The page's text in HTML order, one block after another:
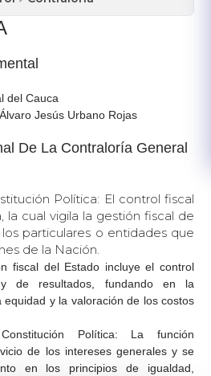
del Cauca
Jesús Urbano Rojas
De La Contraloría General
Política: El control fiscal
la cual vigila la gestión fiscal de
particulares o entidades que
de la Nación.
fiscal del Estado incluye el control
de resultados, fundando en la
y la valoración de los costos
Política: La función
de los intereses generales y se
en los principios de igualdad,